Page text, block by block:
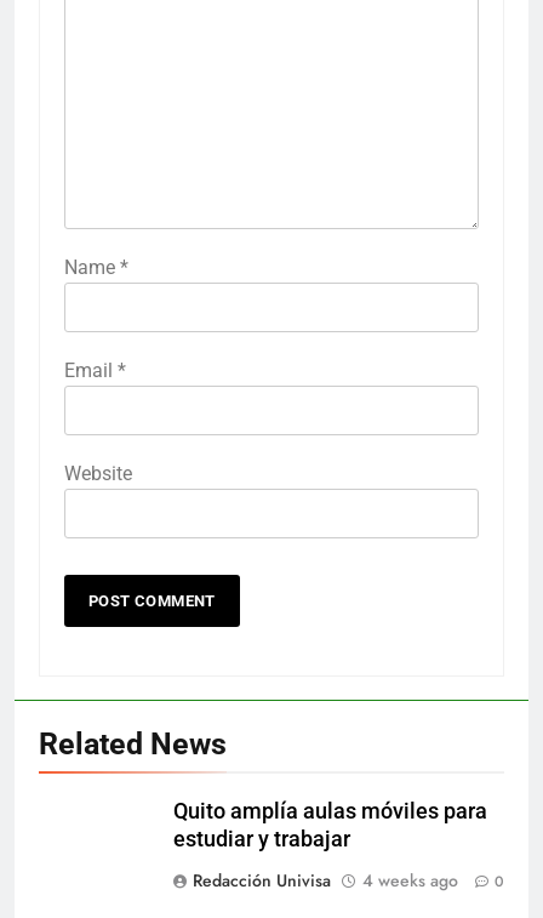
Name *
Email *
Website
Related News
Quito amplía aulas móviles para
estudiar y trabajar
Redacción Univisa
4 weeks ago 0